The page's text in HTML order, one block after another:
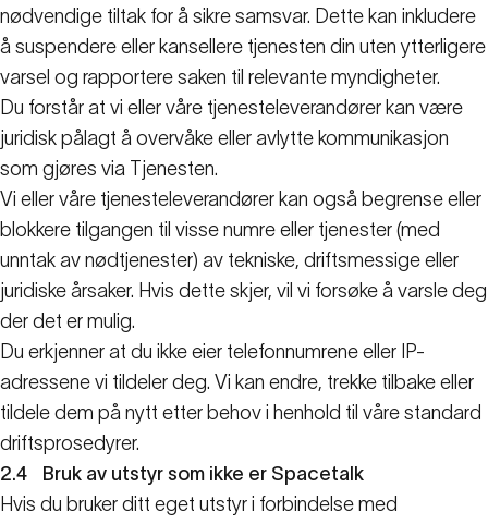
nødvendige tiltak for å sikre samsvar. Dette kan inkludere
å suspendere eller kansellere tjenesten din uten ytterligere
varsel og rapportere saken til relevante myndigheter.
Du forstår at vi eller våre tjenesteleverandører kan være
juridisk pålagt å overvåke eller avlytte kommunikasjon
som gjøres via Tjenesten.
Vi eller våre tjenesteleverandører kan også begrense eller
blokkere tilgangen til visse numre eller tjenester (med
unntak av nødtjenester) av tekniske, driftsmessige eller
juridiske årsaker. Hvis dette skjer, vil vi forsøke å varsle deg
der det er mulig.
Du erkjenner at du ikke eier telefonnumrene eller IP-
adressene vi tildeler deg. Vi kan endre, trekke tilbake eller
tildele dem på nytt etter behov i henhold til våre standard
driftsprosedyrer.
2.4
Bruk av utstyr som ikke er Spacetalk
Hvis du bruker ditt eget utstyr i forbindelse med